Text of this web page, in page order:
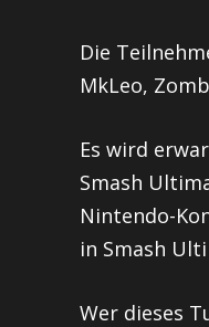
Die
MkLeo,
Es wird
Smash
Nintendo-
in Smash
Wer dieses